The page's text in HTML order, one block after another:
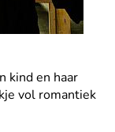
kind en haar
vol romantiek